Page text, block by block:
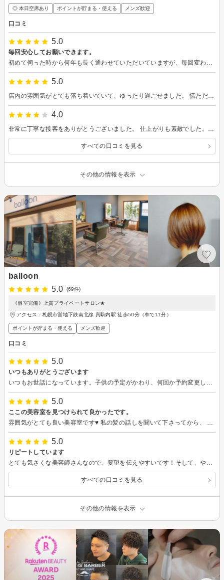
◎ 本日空席あり ポイントが貯まる・使える メンズ歓迎
口コミ
5.0
毎回安心してお願いできます。
初めて伺った時から何年も長く通わせていただいていますが、毎回変わらず丁寧に対応してくださいます。 技術も素晴らしいですが接客も居心地も良く、リラックスできるお気に入りの美容室です。
5.0
店内の雰囲気がとても落ち着いていて、ゆったり過ごせました。 慌ただしい日常を忘れてリラックスできる空間で、気持ちもリフレッシュ。 またぜひ利用したいと思います。
4.0
非常に丁寧な接客をありがとうございました。 仕上がりも素敵でした。また宜しくお願いします。
すべての口コミを見る
その他の情報を表示
balloon
5.0
(69件)
《個室完備》上質プライベートサロン★
アクセス：札幌市営地下鉄南北線 真駒内駅 徒歩50分（車で11分）
ポイントが貯まる・使える メンズ歓迎
口コミ
5.0
いつもありがとうございます
いつもお世話になっています。子供の予定がかわり、何回か予約変更してしまいご迷惑をお掛けいたしました。子供のカットでお世話になっておりますが、大人のカットより大変ですがいつもナチュラルに対応してくれます。
5.0
ここの美容室を見つけられて良かったです。
雰囲気がとても良い美容室です♥ 私の髪の話しを聞いて下さってから、 色々なアドバスをして頂いてからカラーや矯正やカットをして頂きました。
5.0
リピートしています
とても気さくな美容師さんなので、要望を伝えやすいです！そして、やってみたい髪型のメリットやデメリットを正直に教えて下さるので、助かります。 また、よろしくお願いします！
すべての口コミを見る
その他の情報を表示